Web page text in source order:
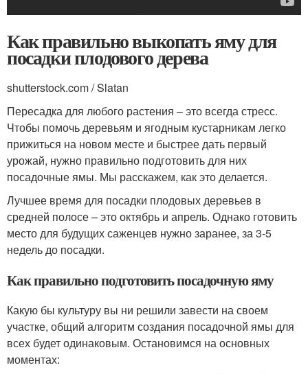
Как правильно выкопать яму для
посадки плодового дерева
shutterstock.com / Slatan
Пересадка для любого растения – это всегда стресс.
Чтобы помочь деревьям и ягодным кустарникам легко
прижиться на новом месте и быстрее дать первый
урожай, нужно правильно подготовить для них
посадочные ямы. Мы расскажем, как это делается.
Лучшее время для посадки плодовых деревьев в
средней полосе – это октябрь и апрель. Однако готовить
место для будущих саженцев нужно заранее, за 3-5
недель до посадки.
Как правильно подготовить посадочную яму
Какую бы культуру вы ни решили завести на своем
участке, общий алгоритм создания посадочной ямы для
всех будет одинаковым. Остановимся на основных
моментах: